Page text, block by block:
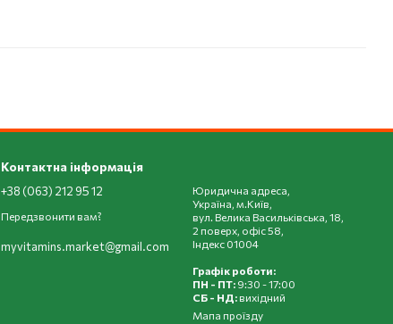
Контактна інформація
+38 (063) 212 95 12
Передзвонити вам?
myvitamins.market@gmail.com
Юридична адреса,
Україна, м.Київ,
вул. Велика Васильківська, 18,
2 поверх, офіс 58,
Індекс 01004
Графік роботи:
ПН - ПТ: 9:30 - 17:00
СБ - НД: вихідний
Мапа проїзду